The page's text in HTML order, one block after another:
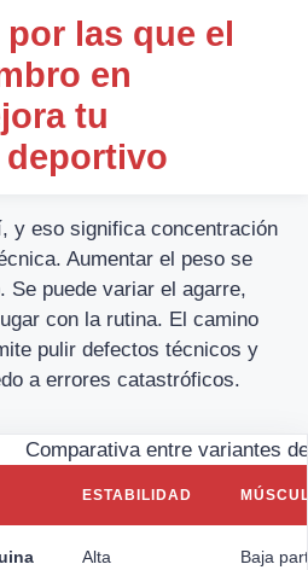
las que el
en
tu
y eso significa concentración
Aumentar el peso se
Se puede variar el agarre,
con la rutina. El camino
pulir defectos técnicos y
a errores catastróficos.
Comparativa entre variantes
ESTABILIDAD
Alta Baja